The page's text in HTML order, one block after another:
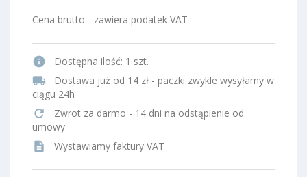
Cena brutto - zawiera podatek VAT
info Dostępna ilość: 1 szt.
local_shipping
Dostawa już od 14 zł - paczki zwykle wysyłamy w
ciągu 24h
refresh
Zwrot za darmo - 14 dni na odstąpienie od
umowy
description Wystawiamy faktury VAT